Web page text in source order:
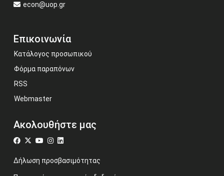
econ@uop.gr
Επικοινωνία
Κατάλογος προσωπικού
Φόρμα παραπόνων
RSS
Webmaster
Ακολουθήστε μας
Δήλωση προσβασιμότητας